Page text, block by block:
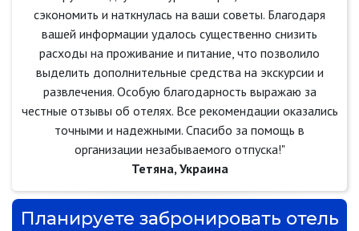
сэкономить и наткнулась на ваши советы. Благодаря
вашей информации удалось существенно снизить
расходы на проживание и питание, что позволило
выделить дополнительные средства на экскурсии и
развлечения. Особую благодарность выражаю за
честные отзывы об отелях. Все рекомендации оказались
точными и надежными. Спасибо за помощь в
организации незабываемого отпуска!"
Тетяна, Украина
Планируете забронировать отель